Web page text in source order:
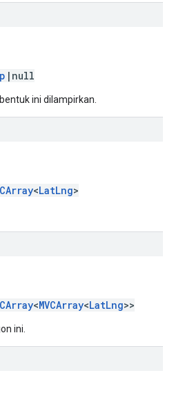
|null
ini dilampirkan.
<LatLng>
<MVCArray<LatLng>>
ini.